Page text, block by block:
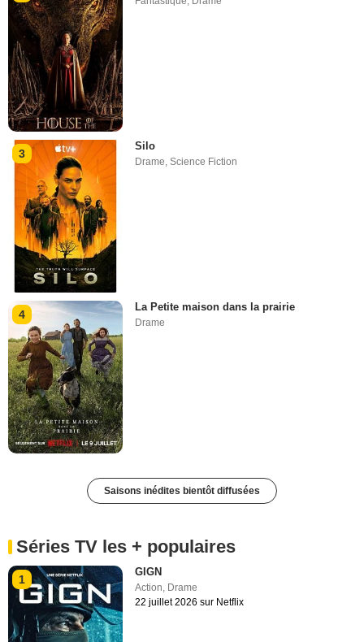
3
Silo
Drame,Science Fiction
4
La Petite maison dans la prairie
Drame
Saisons inédites bientôt diffusées
Séries TV les + populaires
1
GIGN
Action, Drame
22 juillet 2026 sur Netflix